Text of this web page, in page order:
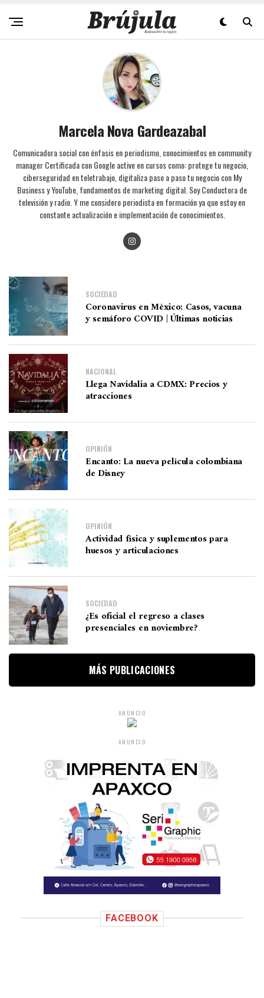
Marcela Nova Gardeazabal
Comunicadora social con énfasis en periodismo, conocimientos en community
manager Certificada con Google active en cursos como: protege tu negocio,
ciberseguridad en teletrabajo, digitaliza paso a paso tu negocio con My
Business y YouTube, fundamentos de marketing digital. Soy Conductora de
televisión y radio. Y me considero periodista en formación ya que estoy en
constante actualización e implementación de conocimientos.
SOCIEDAD
Coronavirus en México: Casos, vacuna
y semáforo COVID | Últimas noticias
NACIONAL
Llega Navidalia a CDMX: Precios y
atracciones
OPINIÓN
Encanto: La nueva película colombiana
de Disney
OPINIÓN
Actividad física y suplementos para
huesos y articulaciones
SOCIEDAD
¿Es oficial el regreso a clases
presenciales en noviembre?
MÁS PUBLICACIONES
ANUNCIO
ANUNCIO
FACEBOOK